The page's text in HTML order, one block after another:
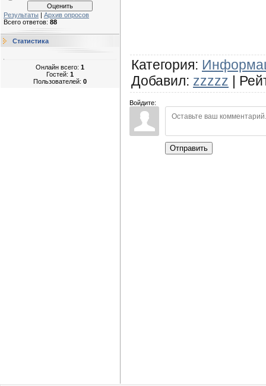
Результаты | Архив опросов
Всего ответов: 88
Статистика
Онлайн всего: 1
Гостей: 1
Пользователей: 0
Категория:
Добавил: zzzzz |
Войдите:
Отправить